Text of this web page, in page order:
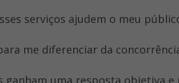
serviços ajudem o meu
me diferenciar da
ganham uma resposta objetiva e